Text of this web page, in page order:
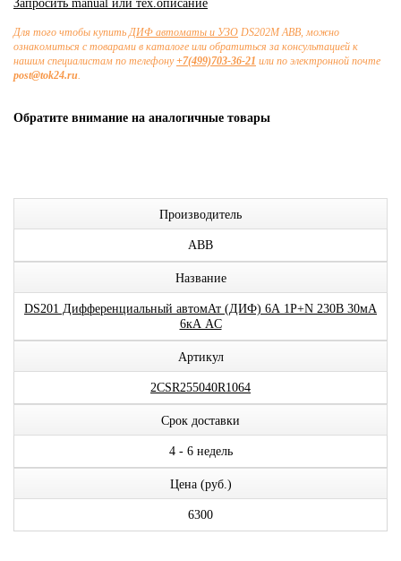
Запросить manual или тех.описание
Для того чтобы купитьДИФ автоматы и УЗО DS202M ABB, можно
ознакомиться с товарами в каталоге или обратиться за консультацией к
нашим специалистам по телефону+7(499)703-36-21 или по электронной почте
post@tok24.ru.
Обратите внимание на аналогичные товары
Производитель
ABB
Название
DS201 Дифференциальный автомАт (ДИФ) 6А 1P+N 230В 30мА
6кА AC
Артикул
2CSR255040R1064
Срок доставки
4 - 6 недель
Цена (руб.)
6300